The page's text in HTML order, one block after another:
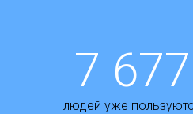
7
людей уже